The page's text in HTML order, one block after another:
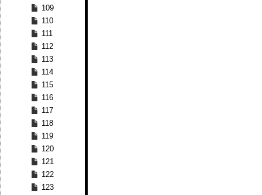
109
110
111
112
113
114
115
116
117
118
119
120
121
122
123